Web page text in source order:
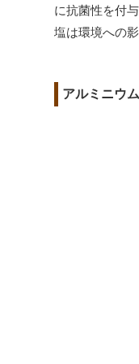
に抗菌性を付
塩は環境への
アルミニウ